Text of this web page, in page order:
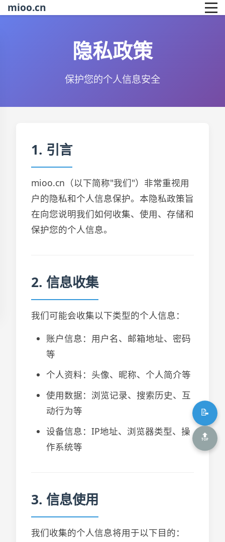
mioo.cn
📝
🔝
隐私政策
保护您的个人信息安全
1. 引言
mioo.cn（以下简称"我们"）非常重视用
户的隐私和个人信息保护。本隐私政策旨
在向您说明我们如何收集、使用、存储和
保护您的个人信息。
2. 信息收集
我们可能会收集以下类型的个人信息：
账户信息：用户名、邮箱地址、密码
等
个人资料：头像、昵称、个人简介等
使用数据：浏览记录、搜索历史、互
动行为等
设备信息：IP地址、浏览器类型、操
作系统等
3. 信息使用
我们收集的个人信息将用于以下目的：